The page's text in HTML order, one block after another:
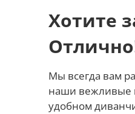
Хотите
Мы всегда вам
наши вежливые
удобном